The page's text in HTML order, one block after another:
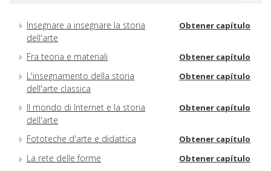
Insegnare a insegnare la storia
dell'arte
Obtener capítulo
Fra teoria e materiali Obtener capítulo
L'insegnamento della storia
dell'arte classica
Obtener capítulo
Il mondo di Internet e la storia
dell'arte
Obtener capítulo
Fototeche d'arte e didattica Obtener capítulo
La rete delle forme Obtener capítulo